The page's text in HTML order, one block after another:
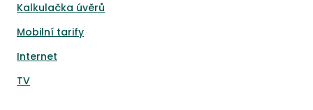
Kalkulačka úvěrů
Mobilní tarify
Internet
TV